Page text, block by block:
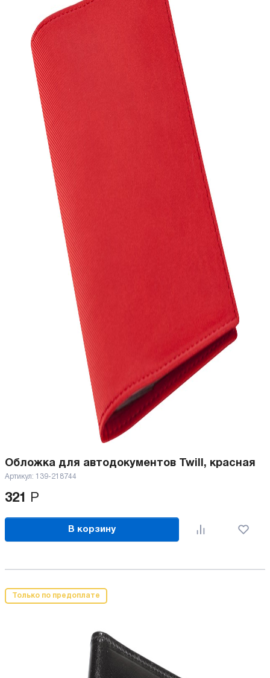
Обложка для автодокументов Twill, красная
Артикул: 139-218744
321 Р
В корзину
Только по предоплате